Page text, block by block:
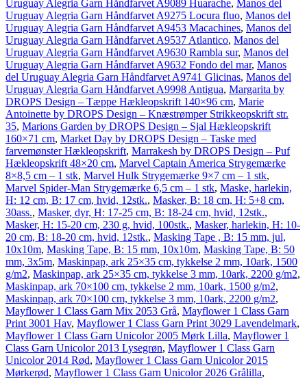
Uruguay Alegria Garn Håndfarvet A9089 Huarache, Manos del
Uruguay Alegria Garn Håndfarvet A9275 Locura fluo, Manos del
Uruguay Alegria Garn Håndfarvet A9453 Macachines, Manos del
Uruguay Alegria Garn Håndfarvet A9537 Atlantico, Manos del
Uruguay Alegria Garn Håndfarvet A9630 Rambla sur, Manos del
Uruguay Alegria Garn Håndfarvet A9632 Fondo del mar, Manos
del Uruguay Alegria Garn Håndfarvet A9741 Glicinas, Manos del
Uruguay Alegria Garn Håndfarvet A9998 Antigua, Margarita by
DROPS Design – Tæppe Hækleopskrift 140×96 cm, Marie
Antoinette by DROPS Design – Knæstrømper Strikkeopskrift str.
35, Marions Garden by DROPS Design – Sjal Hækleopskrift
160×71 cm, Market Day by DROPS Design – Taske med
farvemønster Hækleopskrift, Marrakesh by DROPS Design – Puf
Hækleopskrift 48×20 cm, Marvel Captain America Strygemærke
8×8,5 cm – 1 stk, Marvel Hulk Strygemærke 9×7 cm – 1 stk,
Marvel Spider-Man Strygemærke 6,5 cm – 1 stk, Maske, harlekin,
H: 12 cm, B: 17 cm, hvid, 12stk., Masker, B: 18 cm, H: 5+8 cm,
30ass., Masker, dyr, H: 17-25 cm, B: 18-24 cm, hvid, 12stk.,
Masker, H: 15-20 cm, 230 g, hvid, 100stk., Masker, harlekin, H: 10-
20 cm, B: 18-20 cm, hvid, 12stk., Masking Tape , B: 15 mm, jul,
10x10m, Masking Tape, B: 15 mm, 10x10m, Masking Tape, B: 50
mm, 3x5m, Maskinpap, ark 25×35 cm, tykkelse 2 mm, 10ark, 1500
g/m2, Maskinpap, ark 25×35 cm, tykkelse 3 mm, 10ark, 2200 g/m2,
Maskinpap, ark 70×100 cm, tykkelse 2 mm, 10ark, 1500 g/m2,
Maskinpap, ark 70×100 cm, tykkelse 3 mm, 10ark, 2200 g/m2,
Mayflower 1 Class Garn Mix 2053 Grå, Mayflower 1 Class Garn
Print 3001 Hav, Mayflower 1 Class Garn Print 3029 Lavendelmark,
Mayflower 1 Class Garn Unicolor 2005 Mørk Lilla, Mayflower 1
Class Garn Unicolor 2013 Lysegrøn, Mayflower 1 Class Garn
Unicolor 2014 Rød, Mayflower 1 Class Garn Unicolor 2015
Mørkerød, Mayflower 1 Class Garn Unicolor 2026 Grålilla,